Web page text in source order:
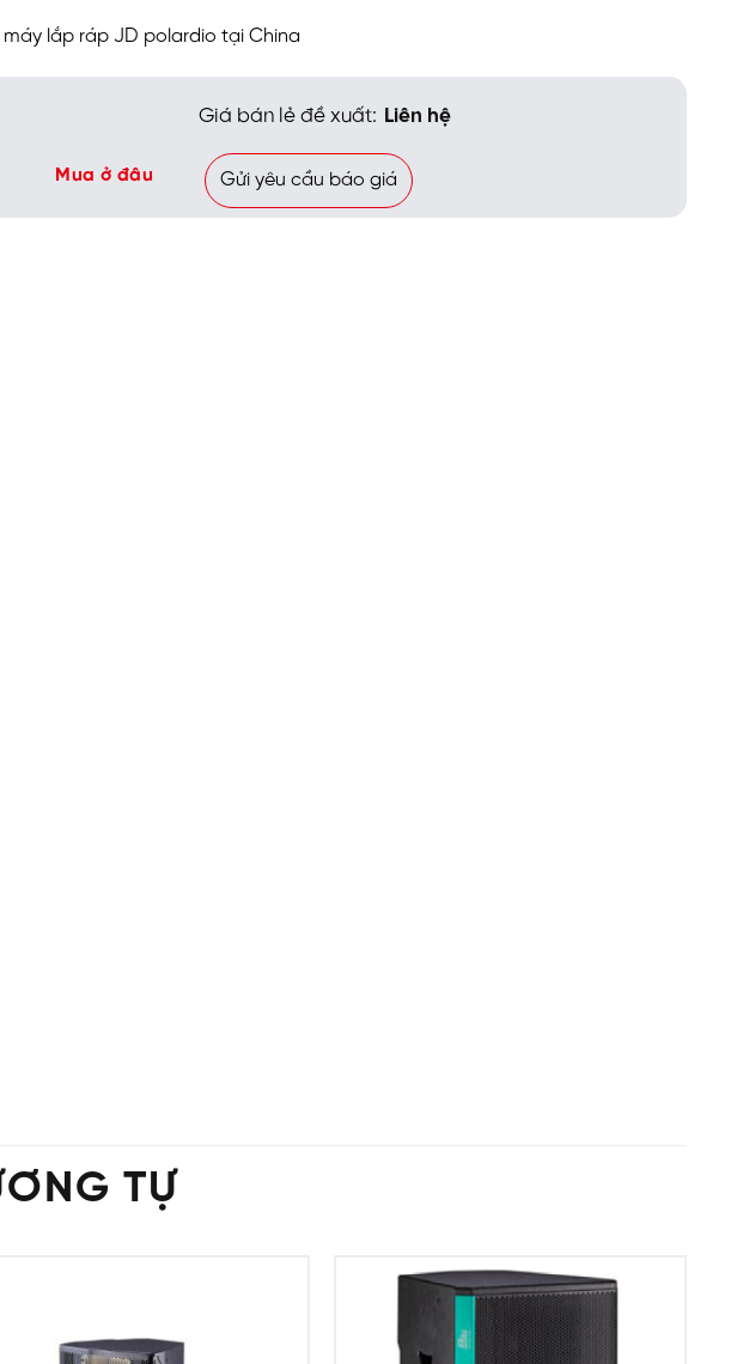
máy lắp ráp JD polardio tại China
Giá bán lẻ đề xuất: Liên hệ
Mua ở đâu Gửi yêu cầu báo giá
TỰ